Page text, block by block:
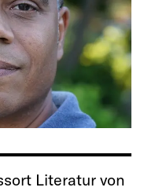
Literatur von